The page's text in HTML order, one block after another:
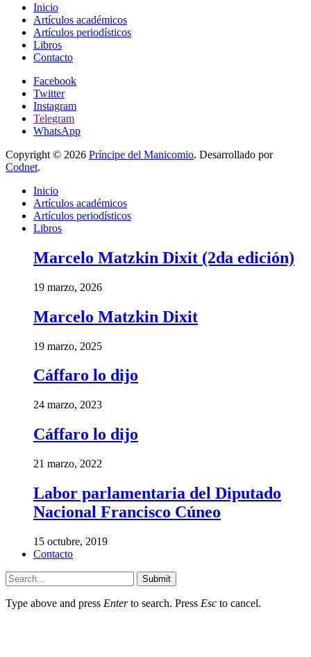
Inicio
Artículos académicos
Artículos periodísticos
Libros
Contacto
Facebook
Twitter
Instagram
Telegram
WhatsApp
Copyright © 2026 Príncipe del Manicomio. Desarrollado por
Codnet.
Inicio
Artículos académicos
Artículos periodísticos
Libros
Marcelo Matzkin Dixit (2da edición)
19 marzo, 2026
Marcelo Matzkin Dixit
19 marzo, 2025
Cáffaro lo dijo
24 marzo, 2023
Cáffaro lo dijo
21 marzo, 2022
Labor parlamentaria del Diputado
Nacional Francisco Cúneo
15 octubre, 2019
Contacto
Submit
Type above and press Enterto search. Press Esc to cancel.